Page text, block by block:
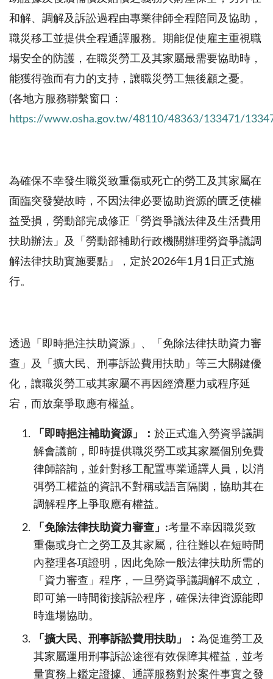
和解、調解及訴訟過程由專業律師全程陪同及協助，
職災移工並提供全程通譯服務。期能促使雇主重視職
場安全的防護，在職災勞工及其家屬最需要協助時，
能獲得強而有力的支持，讓職災勞工無後顧之憂。
(各地方服務聯繫窗口：
https://www.osha.gov.tw/48110/48363/133471/
為確保不幸發生職災致重傷或死亡的勞工及其家屬在
面臨突發變故時，不因法律必要協助資源的匱乏使權
益受損，勞動部完成修正「勞資爭議法律及生活費用
扶助辦法」及「勞動部補助行政機關辦理勞資爭議調
解法律扶助實施要點」，定於2026年1月1日正式施
行。
透過「即時挹注扶助資源」、「免除法律扶助資力審
查」及「擴大民、刑事訴訟費用扶助」等三大關鍵優
化，讓職災勞工或其家屬不再因經濟壓力或程序延
宕，而放棄爭取應有權益。
「即時挹注補助資源」： 於正式進入勞資爭議調
解會議前，即時提供職災勞工或其家屬個別免費
律師諮詢，並針對移工配置專業通譯人員，以消
弭勞工權益的資訊不對稱或語言隔閡，協助其在
調解程序上爭取應有權益。
「免除法律扶助資力審查」:考量不幸因職災致
重傷或身亡之勞工及其家屬，往往難以在短時間
內整理各項證明，因此免除一般法律扶助所需的
「資力審查」程序，一旦勞資爭議調解不成立，
即可第一時間銜接訴訟程序，確保法律資源能即
時進場協助。
「擴大民、刑事訴訟費用扶助」： 為促進勞工及
其家屬運用刑事訴訟途徑有效保障其權益，並考
量實務上鑑定證據、通譯服務對於案件事實之發